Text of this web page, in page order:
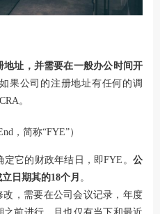
址，并需要在一般办公时间开
果公司的注册地址有任何的调
。
，简称“FYE”）
它的财政年结日，即FYE。 公
日期其的18个月 。
，需要在公司会议记录，年度